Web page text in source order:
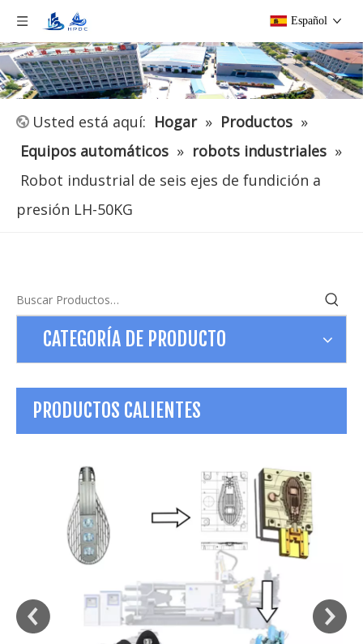
Español
Usted está aquí: Hogar » Productos »
Equipos automáticos » robots industriales »
Robot industrial de seis ejes de fundición a
presión LH-50KG
CATEGORÍA DE PRODUCTO
PRODUCTOS CALIENTES